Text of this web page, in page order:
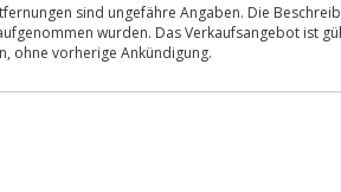
sind ungefähre Angaben. Die
wurden. Das Verkaufsangebot ist
ohne vorherige Ankündigung.